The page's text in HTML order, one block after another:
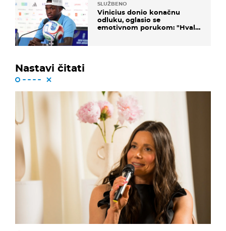
SLUŽBENO
Vinicius donio konačnu
odluku, oglasio se
emotivnom porukom: "Hvala
Nastavi čitati